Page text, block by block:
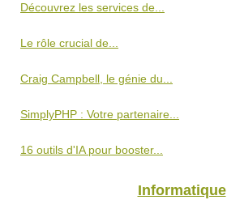
Découvrez les services de...
Le rôle crucial de...
Craig Campbell, le génie du...
SimplyPHP : Votre partenaire...
16 outils d'IA pour booster...
Informatique